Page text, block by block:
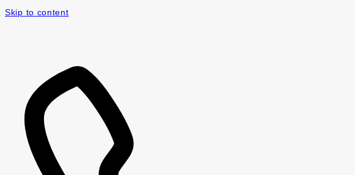
Skip to content